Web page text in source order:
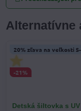
Alternatívne
Detská šiltovka s
20% zľava na veľkosti
-21%